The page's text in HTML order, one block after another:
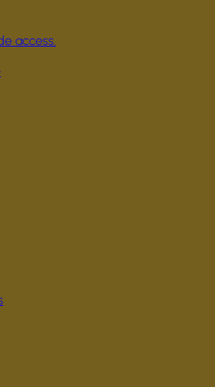
access.